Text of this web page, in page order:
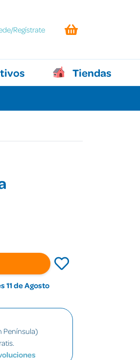
Regístrate
Tiendas
11 de Agosto
Península)